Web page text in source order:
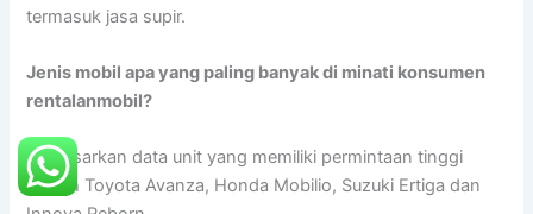
termasuk jasa supir.
Jenis mobil apa yang paling banyak di minati konsumen
rentalanmobil?
Berdasarkan data unit yang memiliki permintaan tinggi
adalah Toyota Avanza, Honda Mobilio, Suzuki Ertiga dan